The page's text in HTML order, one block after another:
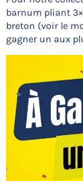
barnum pliant
breton (voir le
gagner un aux